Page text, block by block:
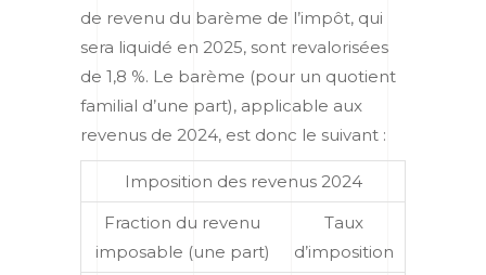
de revenu du barème de l’impôt, qui
sera liquidé en 2025, sont revalorisées
de 1,8 %. Le barème (pour un quotient
familial d’une part), applicable aux
revenus de 2024, est donc le suivant :
Imposition des revenus 2024
Fraction du revenu
imposable (une part)
Taux
d’imposition